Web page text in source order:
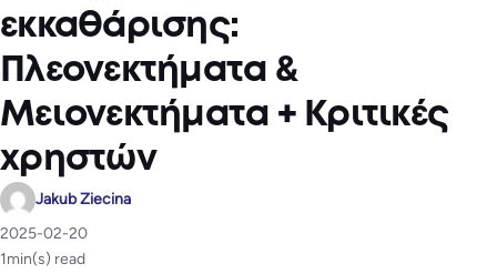
εκκαθάρισης:
Πλεονεκτήματα &
Μειονεκτήματα + Κριτικές
χρηστών
Jakub Ziecina
2025-02-20
1min(s) read